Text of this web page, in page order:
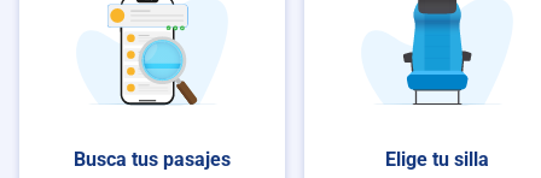
Busca tus pasajes Elige tu silla